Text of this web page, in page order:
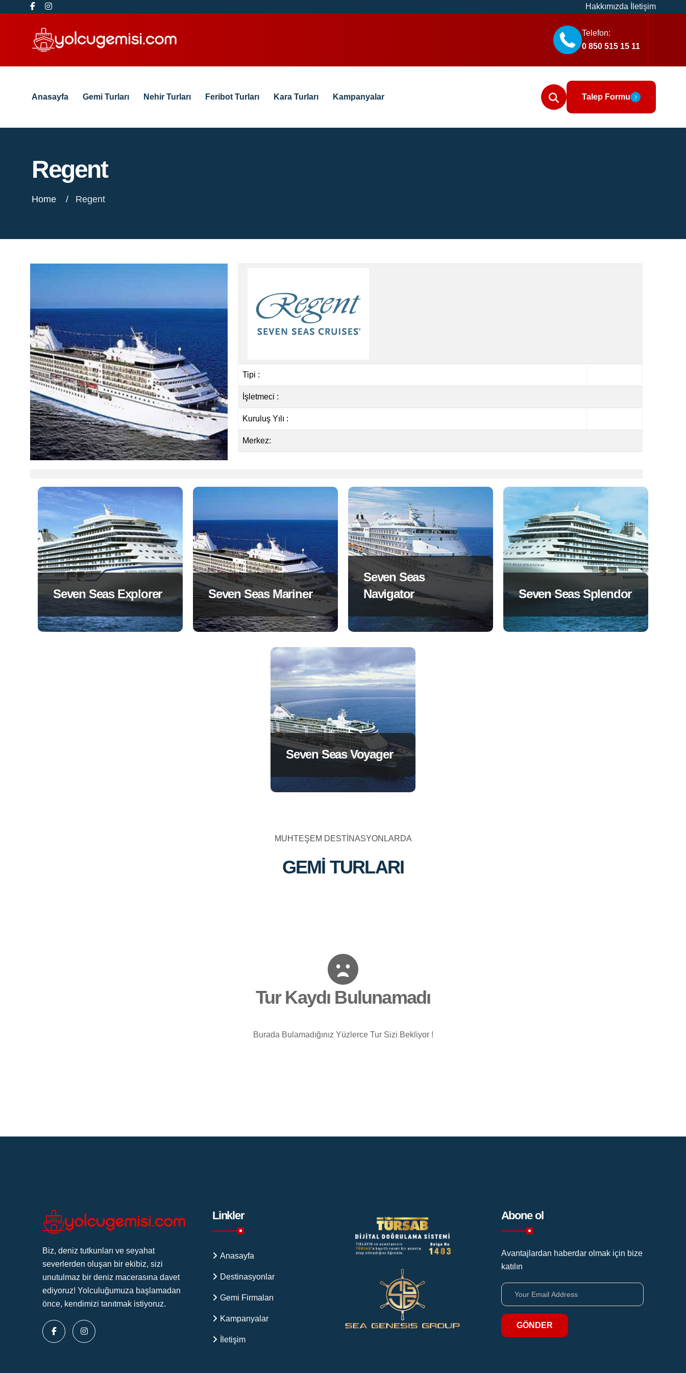
Hakkımızda İletişim
Telefon:
0 850 515 15 11
Anasayfa Gemi Turları Nehir Turları Feribot Turları Kara Turları Kampanyalar Talep Formu
Regent
Home Regent
Tipi :
İşletmeci :
Kuruluş Yılı :
Merkez:
Seven Seas Explorer Seven Seas Mariner
Seven Seas
Navigator
Seven Seas Splendor
Seven Seas Voyager
MUHTEŞEM DESTİNASYONLARDA
GEMİ TURLARI
Tur Kaydı Bulunamadı
Burada Bulamadığınız Yüzlerce Tur Sizi Bekliyor !
Biz, deniz tutkunları ve seyahat
severlerden oluşan bir ekibiz, sizi
unutulmaz bir deniz macerasına davet
ediyoruz! Yolculuğumuza başlamadan
önce, kendimizi tanıtmak istiyoruz.
Linkler
Anasayfa
Destinasyonlar
Gemi Firmaları
Kampanyalar
İletişim
Abone ol
Avantajlardan haberdar olmak için bize
katılın
GÖNDER